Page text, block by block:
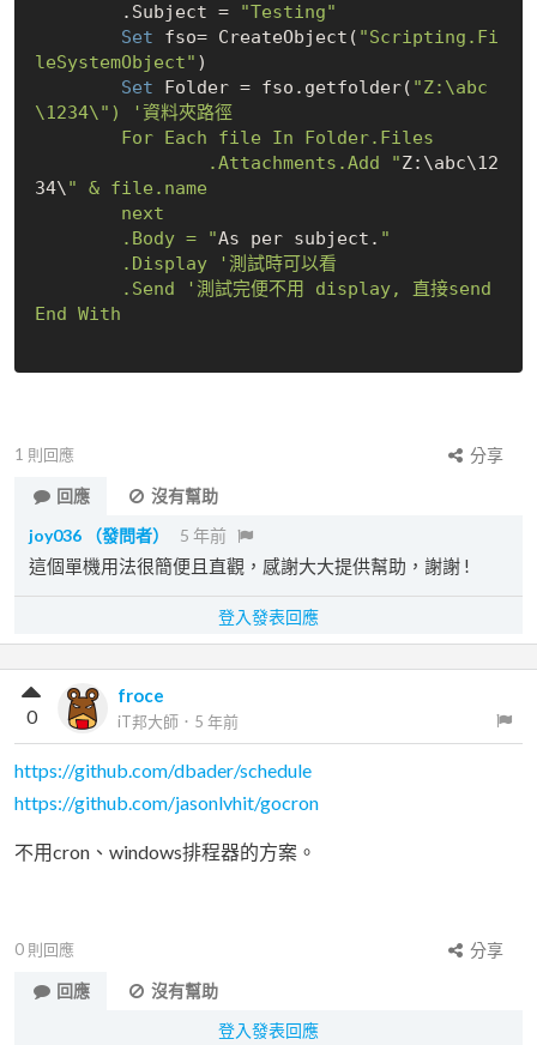
        .Subject =
"Testing"
Set fso= CreateObject( "Scripting.Fi
leSystemObject" )
Set Folder = fso.getfolder( "Z:\abc
\1234\") '資料夾路徑
                .Attachments.Add "
Z:\abc\12
34\" & file.name
        .Body = "
As per subject. "
End With
1 則回應
分享
回應
沒有幫助
joy036
（發問者） 5 年前
這個單機用法很簡便且直觀，感謝大大提供幫助，謝謝 !
登入發表回應
froce
iT邦大師 ． 5 年前
0
https://github.com/dbader/schedule
https://github.com/jasonlvhit/gocron
不用cron、windows排程器的方案。
0 則回應
分享
回應
沒有幫助
登入發表回應